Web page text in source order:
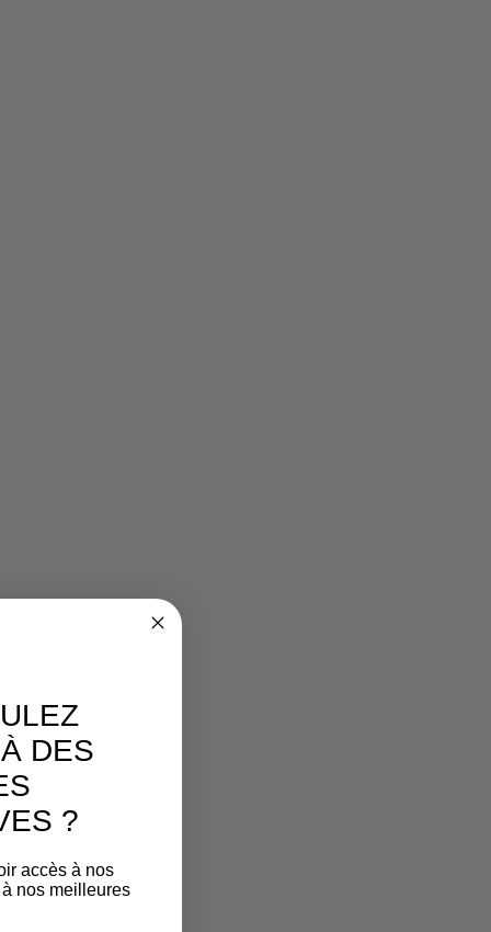
DES
?
accès à nos
nos meilleures